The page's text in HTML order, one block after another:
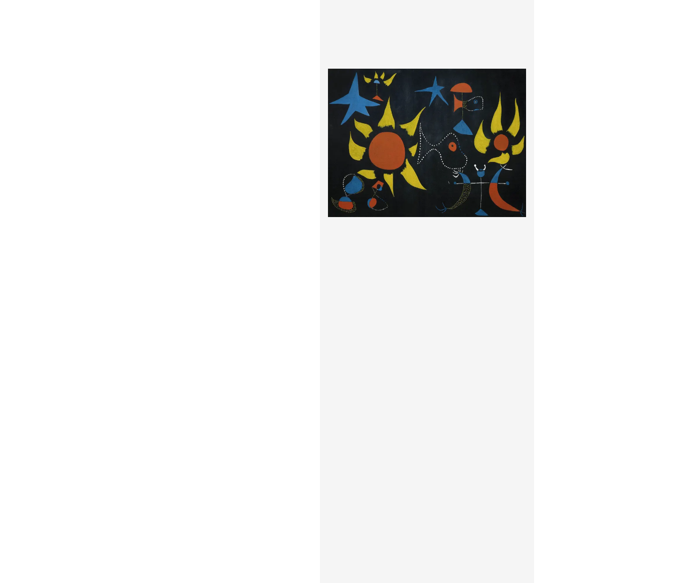
پل سزان
یوهانس فرمیر
پرفروش‌ترین تابلوها